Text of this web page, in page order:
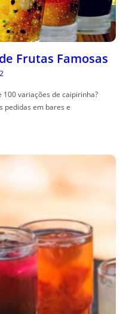
Frutas Famosas
variações de caipirinha?
pedidas em bares e